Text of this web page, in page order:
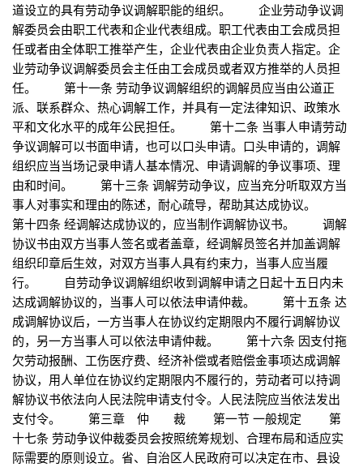
道设立的具有劳动争议调解职能的组织。 企业劳动争议调
解委员会由职工代表和企业代表组成。职工代表由工会成员担
任或者由全体职工推举产生，企业代表由企业负责人指定。企
业劳动争议调解委员会主任由工会成员或者双方推举的人员担
任。 第十一条 劳动争议调解组织的调解员应当由公道正
派、联系群众、热心调解工作，并具有一定法律知识、政策水
平和文化水平的成年公民担任。 第十二条 当事人申请劳动
争议调解可以书面申请，也可以口头申请。口头申请的，调解
组织应当当场记录申请人基本情况、申请调解的争议事项、理
由和时间。 第十三条 调解劳动争议，应当充分听取双方当
事人对事实和理由的陈述，耐心疏导，帮助其达成协议。
第十四条 经调解达成协议的，应当制作调解协议书。 调解
协议书由双方当事人签名或者盖章，经调解员签名并加盖调解
组织印章后生效，对双方当事人具有约束力，当事人应当履
行。 自劳动争议调解组织收到调解申请之日起十五日内未
达成调解协议的，当事人可以依法申请仲裁。 第十五条 达
成调解协议后，一方当事人在协议约定期限内不履行调解协议
的，另一方当事人可以依法申请仲裁。 第十六条 因支付拖
欠劳动报酬、工伤医疗费、经济补偿或者赔偿金事项达成调解
协议，用人单位在协议约定期限内不履行的，劳动者可以持调
解协议书依法向人民法院申请支付令。人民法院应当依法发出
支付令。 第三章 仲 裁 第一节 一般规定 第
十七条 劳动争议仲裁委员会按照统筹规划、合理布局和适应实
际需要的原则设立。省、自治区人民政府可以决定在市、县设